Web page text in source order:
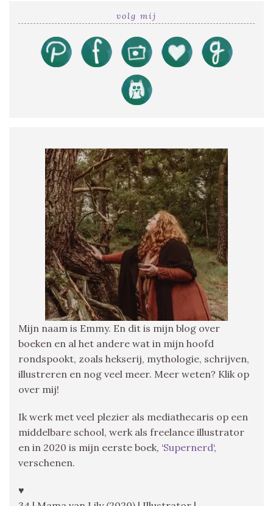
volg mij
Mijn naam is Emmy. En dit is mijn blog over
boeken en al het andere wat in mijn hoofd
rondspookt, zoals hekserij, mythologie, schrijven,
illustreren en nog veel meer. Meer weten? Klik op
over mij!
Ik werk met veel plezier als mediathecaris op een
middelbare school, werk als freelance illustrator
en in 2020 is mijn eerste boek, ‘Supernerd‘,
verschenen.
♥